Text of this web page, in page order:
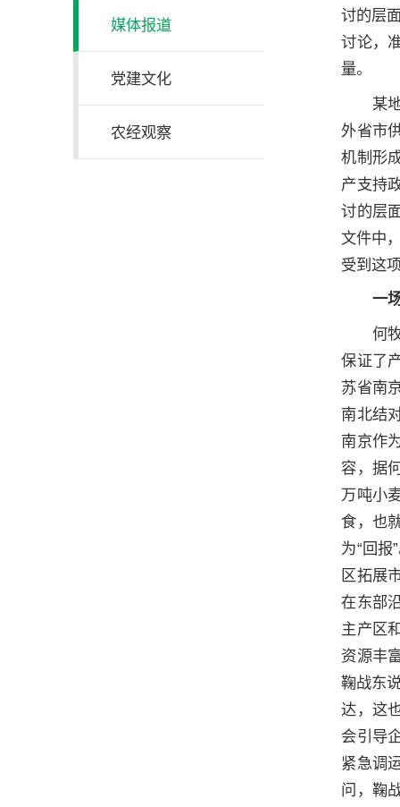
媒体报道
党建文化
农经观察
讨的层
讨论，
量。
某
外省市
机制形
产支持
讨的层
文件中
受到这
一
何
保证了
苏省南
南北结
南京作
容，据
万吨小
食，也
为“回报
区拓展
在东部
主产区
资源丰
鞠战东
达，这
会引导
紧急调
问，鞠